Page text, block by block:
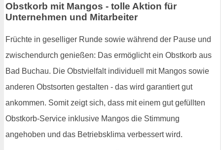
Obstkorb mit Mangos - tolle Aktion für
Unternehmen und Mitarbeiter
Früchte in geselliger Runde sowie während der Pause und
zwischendurch genießen: Das ermöglicht ein Obstkorb aus
Bad Buchau. Die Obstvielfalt individuell mit Mangos sowie
anderen Obstsorten gestalten - das wird garantiert gut
ankommen. Somit zeigt sich, dass mit einem gut gefüllten
Obstkorb-Service inklusive Mangos die Stimmung
angehoben und das Betriebsklima verbessert wird.